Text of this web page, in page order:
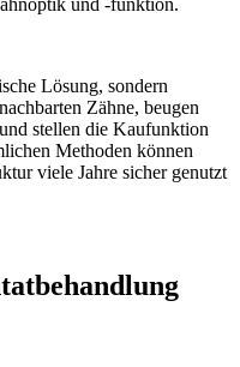
Lösung, sondern
Zähne, beugen
stellen die Kaufunktion
Methoden können
viele Jahre sicher genutzt